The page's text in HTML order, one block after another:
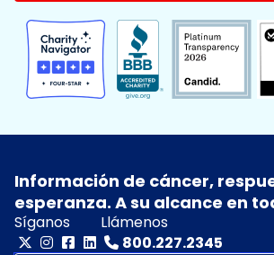
Información de cáncer,
esperanza. A su alcance en
Síganos
Llámenos
800.227.2345